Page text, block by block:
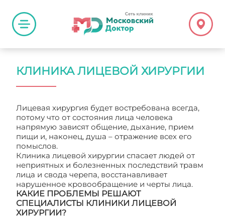
КЛИНИКА ЛИЦЕВОЙ ХИРУРГИИ
Лицевая хирургия будет востребована всегда,
потому что от состояния лица человека
напрямую зависят общение, дыхание, прием
пищи и, наконец, душа – отражение всех его
помыслов.
Клиника лицевой хирургии спасает людей от
неприятных и болезненных последствий травм
лица и свода черепа, восстанавливает
нарушенное кровообращение и черты лица.
КАКИЕ ПРОБЛЕМЫ РЕШАЮТ
СПЕЦИАЛИСТЫ КЛИНИКИ ЛИЦЕВОЙ
ХИРУРГИИ?